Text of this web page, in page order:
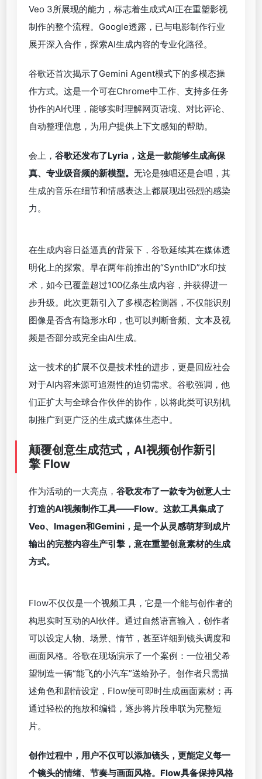
成用于音乐节、品牌活动等场景的高质量海报。而
Veo 3则实现了视频生成的一个质变——首次引入“原
声音频生成”（Native Audio Generation），不仅画
现真正意义上的沉浸式内容生产。
Veo 3所展现的能力，标志着生成式AI正在重塑影视
展开深入合作，探索AI生成内容的专业化路径。
谷歌还首次揭示了Gemini Agent模式下的多模态操
作方式。这是一个可在Chrome中工作、支持多任务
协作的AI代理，能够实时理解网页语境、对比评论、
自动整理信息，为用户提供上下文感知的帮助。
真、专业级音频的新模型。 无论是独唱还是合唱，其
生成的音乐在细节和情感表达上都展现出强烈的感染
力。
在生成内容日益逼真的背景下，谷歌延续其在媒体透
明化上的探索。早在两年前推出的“SynthID”水印技
术，如今已覆盖超过100亿条生成内容，并获得进一
步升级。此次更新引入了多模态检测器，不仅能识别
图像是否含有隐形水印，也可以判断音频、文本及视
频是否部分或完全由AI生成。
这一技术的扩展不仅是技术性的进步，更是回应社会
们正扩大与全球合作伙伴的协作，以将此类可识别机
制推广到更广泛的生成式媒体生态中。
颠覆创意生成范式，AI视频创作新引
擎 Flow
作为活动的一大亮点，谷歌发布了一款专为创意人士
打造的AI视频制作工具——Flow。这款工具集成了
Veo
方式。